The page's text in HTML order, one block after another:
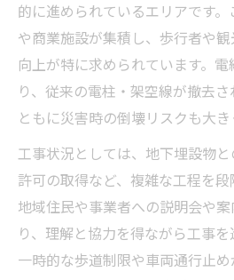
的に進められているエリアです
や商業施設が集積し、歩行者や
向上が特に求められています。
り、従来の電柱・架空線が撤去
ともに災害時の倒壊リスクも大き
工事状況としては、地下埋設物
許可の取得など、複雑な工程を段
地域住民や事業者への説明会や
り、理解と協力を得ながら工事
一時的な歩道制限や車両通行止